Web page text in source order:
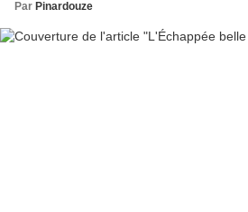
Par Pinardouze